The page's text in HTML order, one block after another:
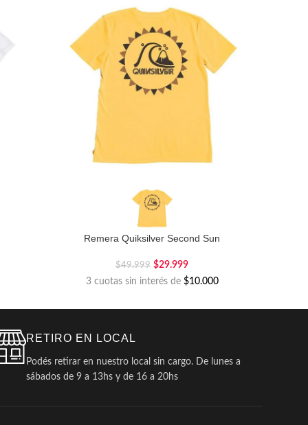
Remera Quiksilver Second Sun
$49.999 $29.999
3 cuotas sin interés de $10.000
RETIRO EN LOCAL
Podés retirar en nuestro local sin cargo. De lunes a
sábados de 9 a 13hs y de 16 a 20hs